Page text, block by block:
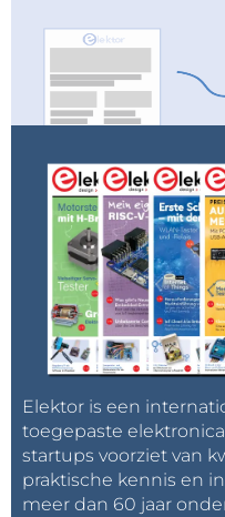
Elektor is een
toegepaste
startups voorziet van
praktische kennis en
meer dan 60 jaar